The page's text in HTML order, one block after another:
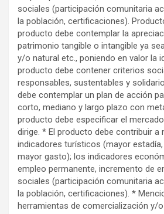
sociales (participación comunitaria
la población, certificaciones).
producto debe contemplar la
patrimonio tangible o intangible ya
y/o natural etc., poniendo en valor la
producto debe contener criterios
responsables, sustentables y
debe contemplar un plan de acción
corto, mediano y largo plazo con
producto debe especificar el
dirige. * El producto debe contribuir a
indicadores turísticos (mayor
mayor gasto); los indicadores
empleo permanente, incremento de
sociales (participación comunitaria
la población, certificaciones). *
herramientas de comercialización y/